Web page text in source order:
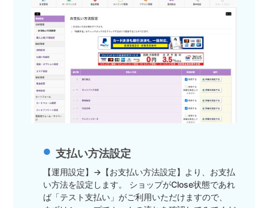
支払い方法設定
【運用設定】→【お支払い方法設定】より、お支払
い方法を設定します。 ショップがClose状態であれ
ば「テスト支払い」がご利用いただけますので、